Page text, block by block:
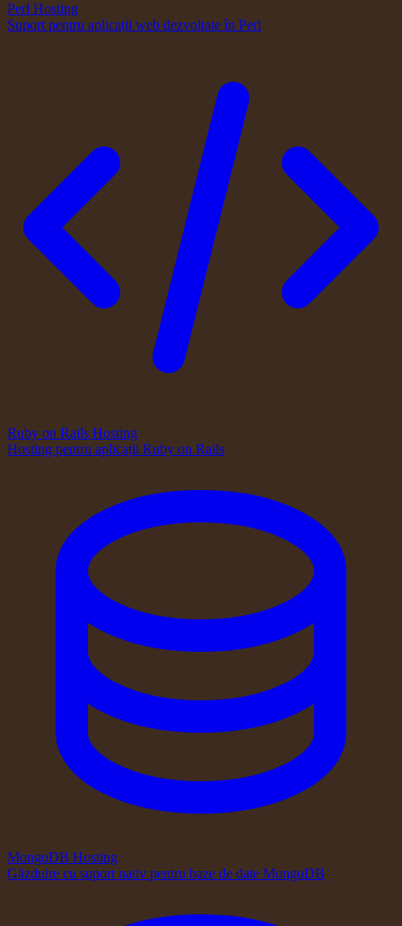
Perl Hosting
Suport pentru aplicații web dezvoltate în Perl
Ruby on Rails Hosting
Hosting pentru aplicații Ruby on Rails
MongoDB Hosting
Găzduire cu suport nativ pentru baze de date MongoDB